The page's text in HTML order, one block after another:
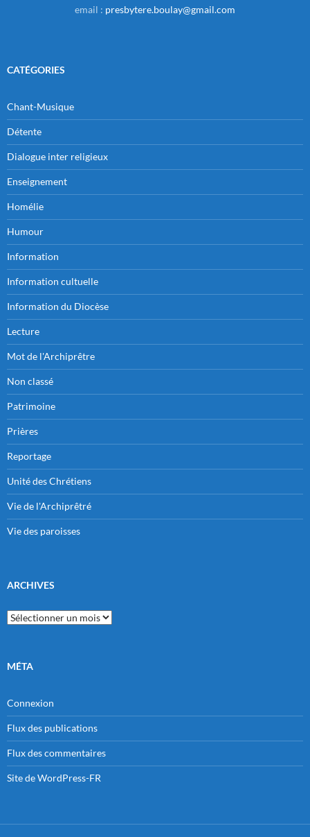
email : presbytere.boulay@gmail.com
CATÉGORIES
Chant-Musique
Détente
Dialogue inter religieux
Enseignement
Homélie
Humour
Information
Information cultuelle
Information du Diocèse
Lecture
Mot de l'Archiprêtre
Non classé
Patrimoine
Prières
Reportage
Unité des Chrétiens
Vie de l'Archiprêtré
Vie des paroisses
ARCHIVES
Archives
MÉTA
Connexion
Flux des publications
Flux des commentaires
Site de WordPress-FR